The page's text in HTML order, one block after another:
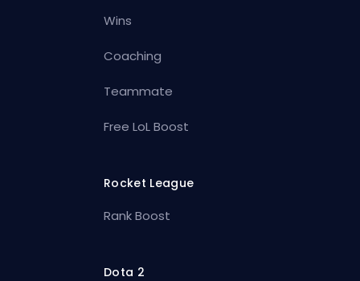
Wins
Coaching
Teammate
Free LoL Boost
Rocket League
Rank Boost
Dota 2